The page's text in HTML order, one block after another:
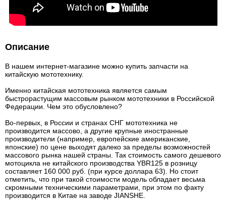
Описание
В нашем интернет-магазине можно купить запчасти на
китайскую мототехнику.
Именно китайская мототехника является самым
быстрорастущим массовым рынком мототехники в Российской
Федерации. Чем это обусловлено?
Во-первых, в России и странах СНГ мототехника не
производится массово, а другие крупные иностранные
производители (например, европейские американские,
японские) по цене выходят далеко за пределы возможностей
массового рынка нашей страны. Так стоимость самого дешевого
мотоцикла не китайского производства YBR125 в розницу
составляет 160 000 руб. (при курсе доллара 63). Но стоит
отметить, что при такой стоимости модель обладает весьма
скромными техническими параметрами, при этом по факту
производится в Китае на заводе JIANSHE.